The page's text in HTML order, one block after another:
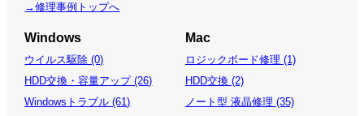
→修理事例トップへ
Windows
ウイルス駆除 (0)
HDD交換・容量アップ (26)
Windowsトラブル (61)
Mac
ロジックボード修理 (1)
HDD交換 (2)
ノート型 液晶修理 (35)